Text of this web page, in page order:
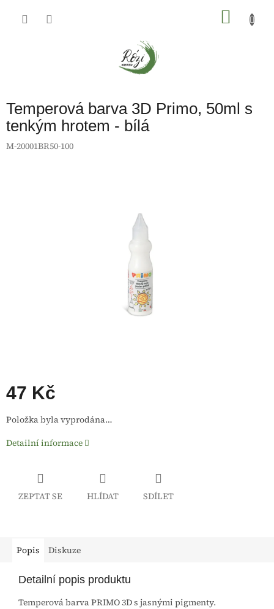
Temperová barva 3D Primo, 50ml s
tenkým hrotem - bílá
M-20001BR50-100
47 Kč
Měrná
cena:
Položka byla vyprodána…
Detailní informace
ZEPTAT SE HLÍDAT SDÍLET
Popis Diskuze
Detailní popis produktu
Temperová barva PRIMO 3D s jasnými pigmenty.